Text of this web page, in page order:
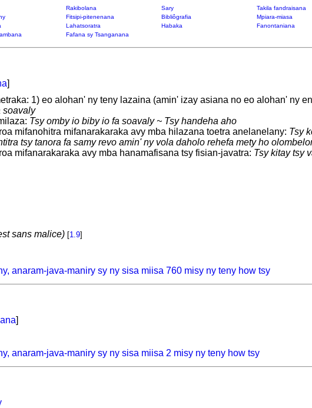
Rakibolana Sary
Takila fandraisana
Fitsipi-pitenenana Bibliôgrafia
Mpiara-miasa
Lahatsoratra Habaka
Fanontaniana
Fafana sy Tsanganana
]
1) eo alohan' ny teny lazaina (amin' izay asiana no eo alohan' ny
soavaly
Tsy omby io biby io fa soavaly ~ Tsy handeha aho
mifanohitra mifanarakaraka avy mba hilazana toetra anelanelany: Tsy
tsy tanora fa samy revo amin' ny vola daholo rehefa mety ho
mifanarakaraka avy mba hanamafisana tsy fisian-javatra: Tsy kitay tsy
sans malice) [1.9]
anaram-java-maniry sy ny sisa miisa 760 misy ny teny how tsy
]
anaram-java-maniry sy ny sisa miisa 2 misy ny teny how tsy